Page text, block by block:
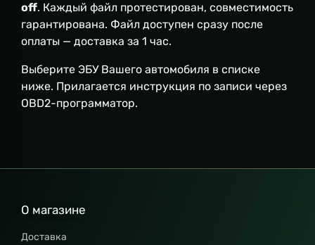
off. Каждый файл протестирован, совместимость
гарантирована. Файл доступен сразу после
оплаты — доставка за 1 час.
Выберите ЭБУ Вашего автомобиля в списке
ниже. Прилагается инструкция по записи через
OBD2-программатор.
О магазине
Доставка